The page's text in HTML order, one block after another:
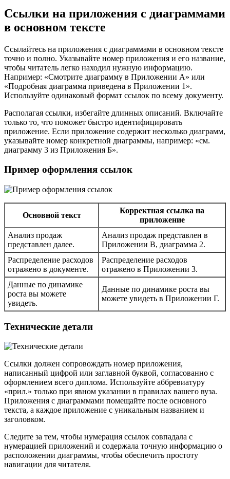
Ссылки на приложения с диаграммами
в основном тексте
Ссылайтесь на приложения с диаграммами в основном тексте
точно и полно. Указывайте номер приложения и его название,
чтобы читатель легко находил нужную информацию.
Например: «Смотрите диаграмму в Приложении А» или
«Подробная диаграмма приведена в Приложении 1».
Используйте одинаковый формат ссылок по всему документу.
Располагая ссылки, избегайте длинных описаний. Включайте
только то, что поможет быстро идентифицировать
приложение. Если приложение содержит несколько диаграмм,
указывайте номер конкретной диаграммы, например: «см.
диаграмму 3 из Приложения Б».
Пример оформления ссылок
Основной текст
Корректная ссылка на
приложение
Анализ продаж
представлен далее.
Анализ продаж представлен в
Приложении В, диаграмма 2.
Распределение расходов
отражено в документе.
Распределение расходов
отражено в Приложении 3.
Данные по динамике
роста вы можете
увидеть.
Данные по динамике роста вы
можете увидеть в Приложении Г.
Технические детали
Ссылки должен сопровождать номер приложения,
написанный цифрой или заглавной буквой, согласованно с
оформлением всего диплома. Используйте аббревиатуру
«прил.» только при явном указании в правилах вашего вуза.
Приложения с диаграммами помещайте после основного
текста, а каждое приложение с уникальным названием и
заголовком.
Следите за тем, чтобы нумерация ссылок совпадала с
нумерацией приложений и содержала точную информацию о
расположении диаграммы, чтобы обеспечить простоту
навигации для читателя.